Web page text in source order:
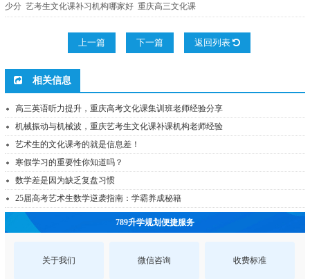
少分 艺考生文化课补习机构哪家好 重庆高三文化课
上一篇 下一篇 返回列表
相关信息
高三英语听力提升，重庆高考文化课集训班老师经验分享
机械振动与机械波，重庆艺考生文化课补课机构老师经验
艺术生的文化课考的就是信息差！
寒假学习的重要性你知道吗？
数学差是因为缺乏复盘习惯
25届高考艺术生数学逆袭指南：学霸养成秘籍
789升学规划便捷服务
关于我们 微信咨询 收费标准